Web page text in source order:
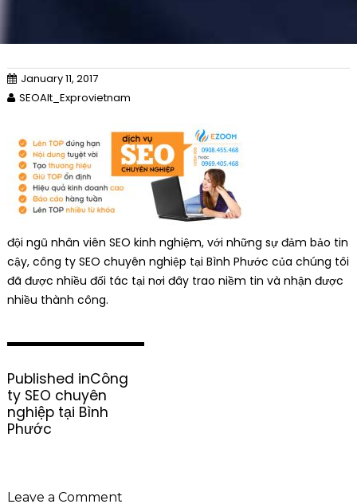
January 11, 2017
SEOAlt_Exprovietnam
đội ngũ nhân viên SEO kinh nghiệm, với những sự đảm bảo tin
cậy, công ty SEO chuyên nghiệp tại Bình Phước của chúng tôi
đã được nhiều đối tác tại nơi đây trao niềm tin và nhận được
nhiều thành công.
o
s
t
n
i
Published inCông
ty SEO chuyên
nghiệp tại Bình
Phước
Leave a Comment